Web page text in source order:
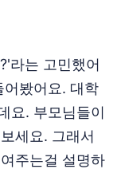
라는 고민했어
어봤어요. 대학
요. 부모님들이
세요. 그래서
주는걸 설명하